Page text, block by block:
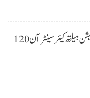
ایجوکیشن سپورٹ پروگرام،گوادر، اسکول ایجوکیشن ہیلتھ کیئر سینٹر آن 120